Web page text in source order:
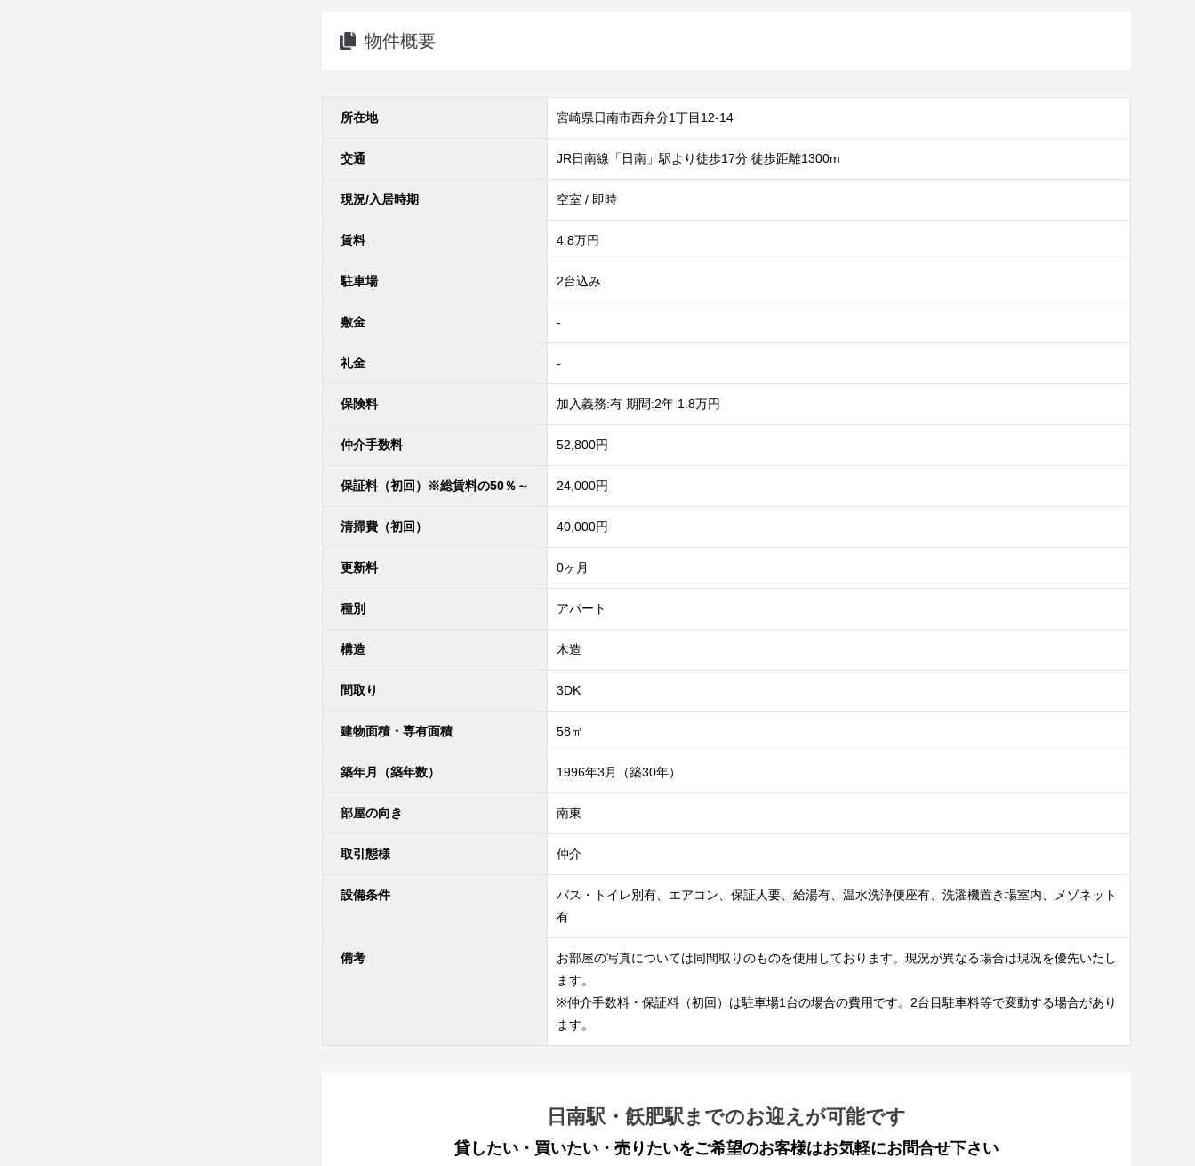
物件概要
所在地 宮崎県日南市西弁分1丁目12-14
交通 JR日南線「日南」駅より徒歩17分 徒歩距離1300m
現況/入居時期 空室 / 即時
賃料 4.8万円
駐車場 2台込み
敷金 -
礼金 -
保険料 加入義務:有 期間:2年 1.8万円
仲介手数料 52,800円
保証料（初回）※総賃料の50％～ 24,000円
清掃費（初回） 40,000円
更新料 0ヶ月
種別 アパート
構造 木造
間取り 3DK
建物面積・専有面積 58㎡
築年月（築年数） 1996年3月（築30年）
部屋の向き 南東
取引態様 仲介
設備条件
バス・トイレ別有、エアコン、保証人要、給湯有、温水洗浄便座有、洗濯機置き場室内、メゾネット
有
備考
お部屋の写真については同間取りのものを使用しております。現況が異なる場合は現況を優先いたし
ます。
※仲介手数料・保証料（初回）は駐車場1台の場合の費用です。2台目駐車料等で変動する場合があり
ます。
日南駅・飫肥駅までのお迎えが可能です
貸したい・買いたい・売りたいをご希望のお客様はお気軽にお問合せ下さい